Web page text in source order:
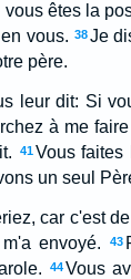
êtes la
vous. 38Je
père.
leur dit: Si
à me
41Vous faites
un seul
car c'est
envoyé.
43
44Vous